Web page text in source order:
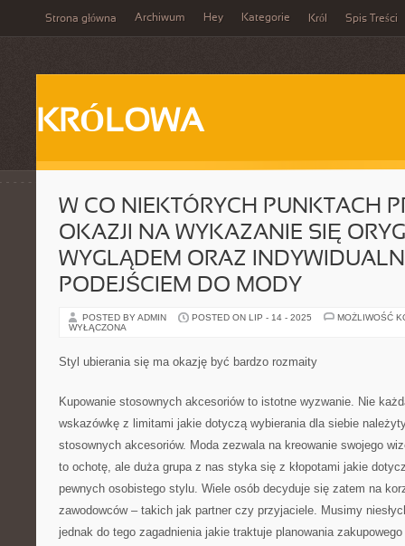
Strona główna Archiwum Hey Kategorie Król Spis Treści
KRÓLOWA
W CO NIEKTÓRYCH PUNKTACH
OKAZJI NA WYKAZANIE SIĘ
WYGLĄDEM ORAZ
PODEJŚCIEM DO MODY
POSTED BY ADMIN POSTED ON LIP - 14 - 2025
MOŻLIWOŚĆ
WYŁĄCZONA
Styl ubierania się ma okazję być bardzo rozmaity
Kupowanie stosownych akcesoriów to istotne wyzwanie. Nie
wskazówkę z limitami jakie dotyczą wybierania dla siebie
stosownych akcesoriów. Moda zezwala na kreowanie swojego
to ochotę, ale duża grupa z nas styka się z kłopotami jakie
pewnych osobistego stylu. Wiele osób decyduje się zatem na
zawodowców – takich jak partner czy przyjaciele. Musimy
jednak do tego zagadnienia jakie traktuje planowania zakupowego